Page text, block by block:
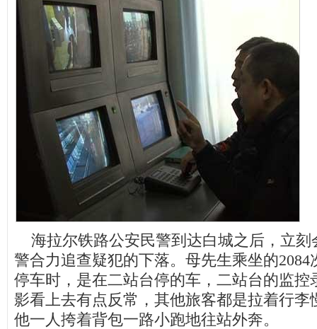
海拉尔铁路公安民警到达白城之后，立刻
警合力追查疑犯的下落。母先生乘坐的
停车时，是在二站台停的车，二站台的监控
影看上去有点反常，其他旅客都是拉着行李
他一人挎着背包一路小跑地往站外奔。